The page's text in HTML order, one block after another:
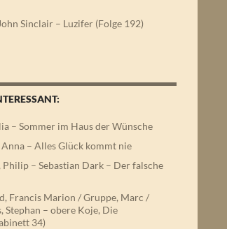
John Sinclair – Luzifer (Folge 192)
– Sommer im Haus der Wünsche
Anna – Alles Glück kommt nie
Philip – Sebastian Dark – Der falsche
Francis Marion / Gruppe, Marc /
Stephan – obere Koje, Die
34)